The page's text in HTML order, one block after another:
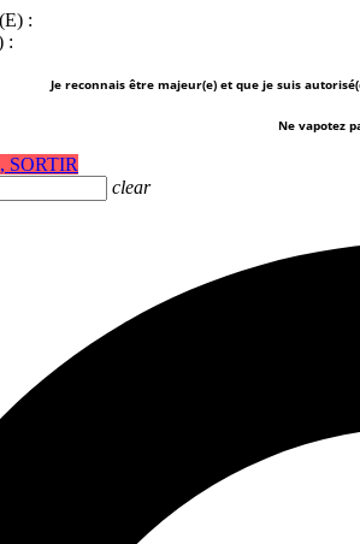
:
Je reconnais être majeur(e) et que je suis
Ne vapotez
SORTIR
clear